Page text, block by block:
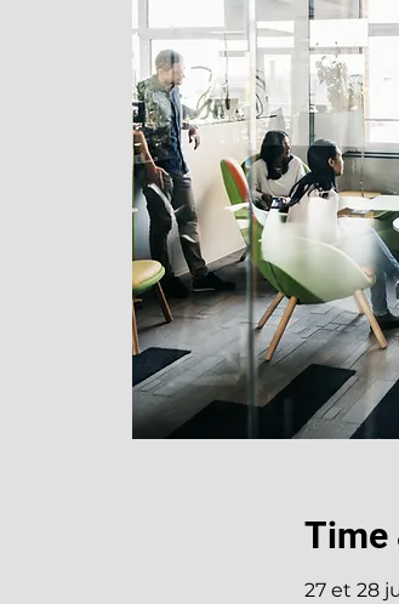
Time
27 et 28